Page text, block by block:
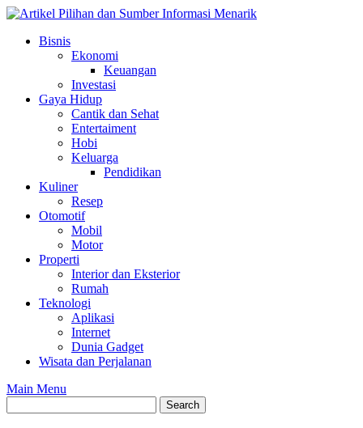
Skip
contentBisnis
Ekonomi
Keuangan
Investasi
Gaya Hidup
Cantik dan Sehat
Entertaiment
Hobi
Keluarga
Pendidikan
Kuliner
Resep
Otomotif
Mobil
Motor
Properti
Interior dan Eksterior
Rumah
Teknologi
Aplikasi
Internet
Dunia Gadget
Wisata dan Perjalanan
Main Menu